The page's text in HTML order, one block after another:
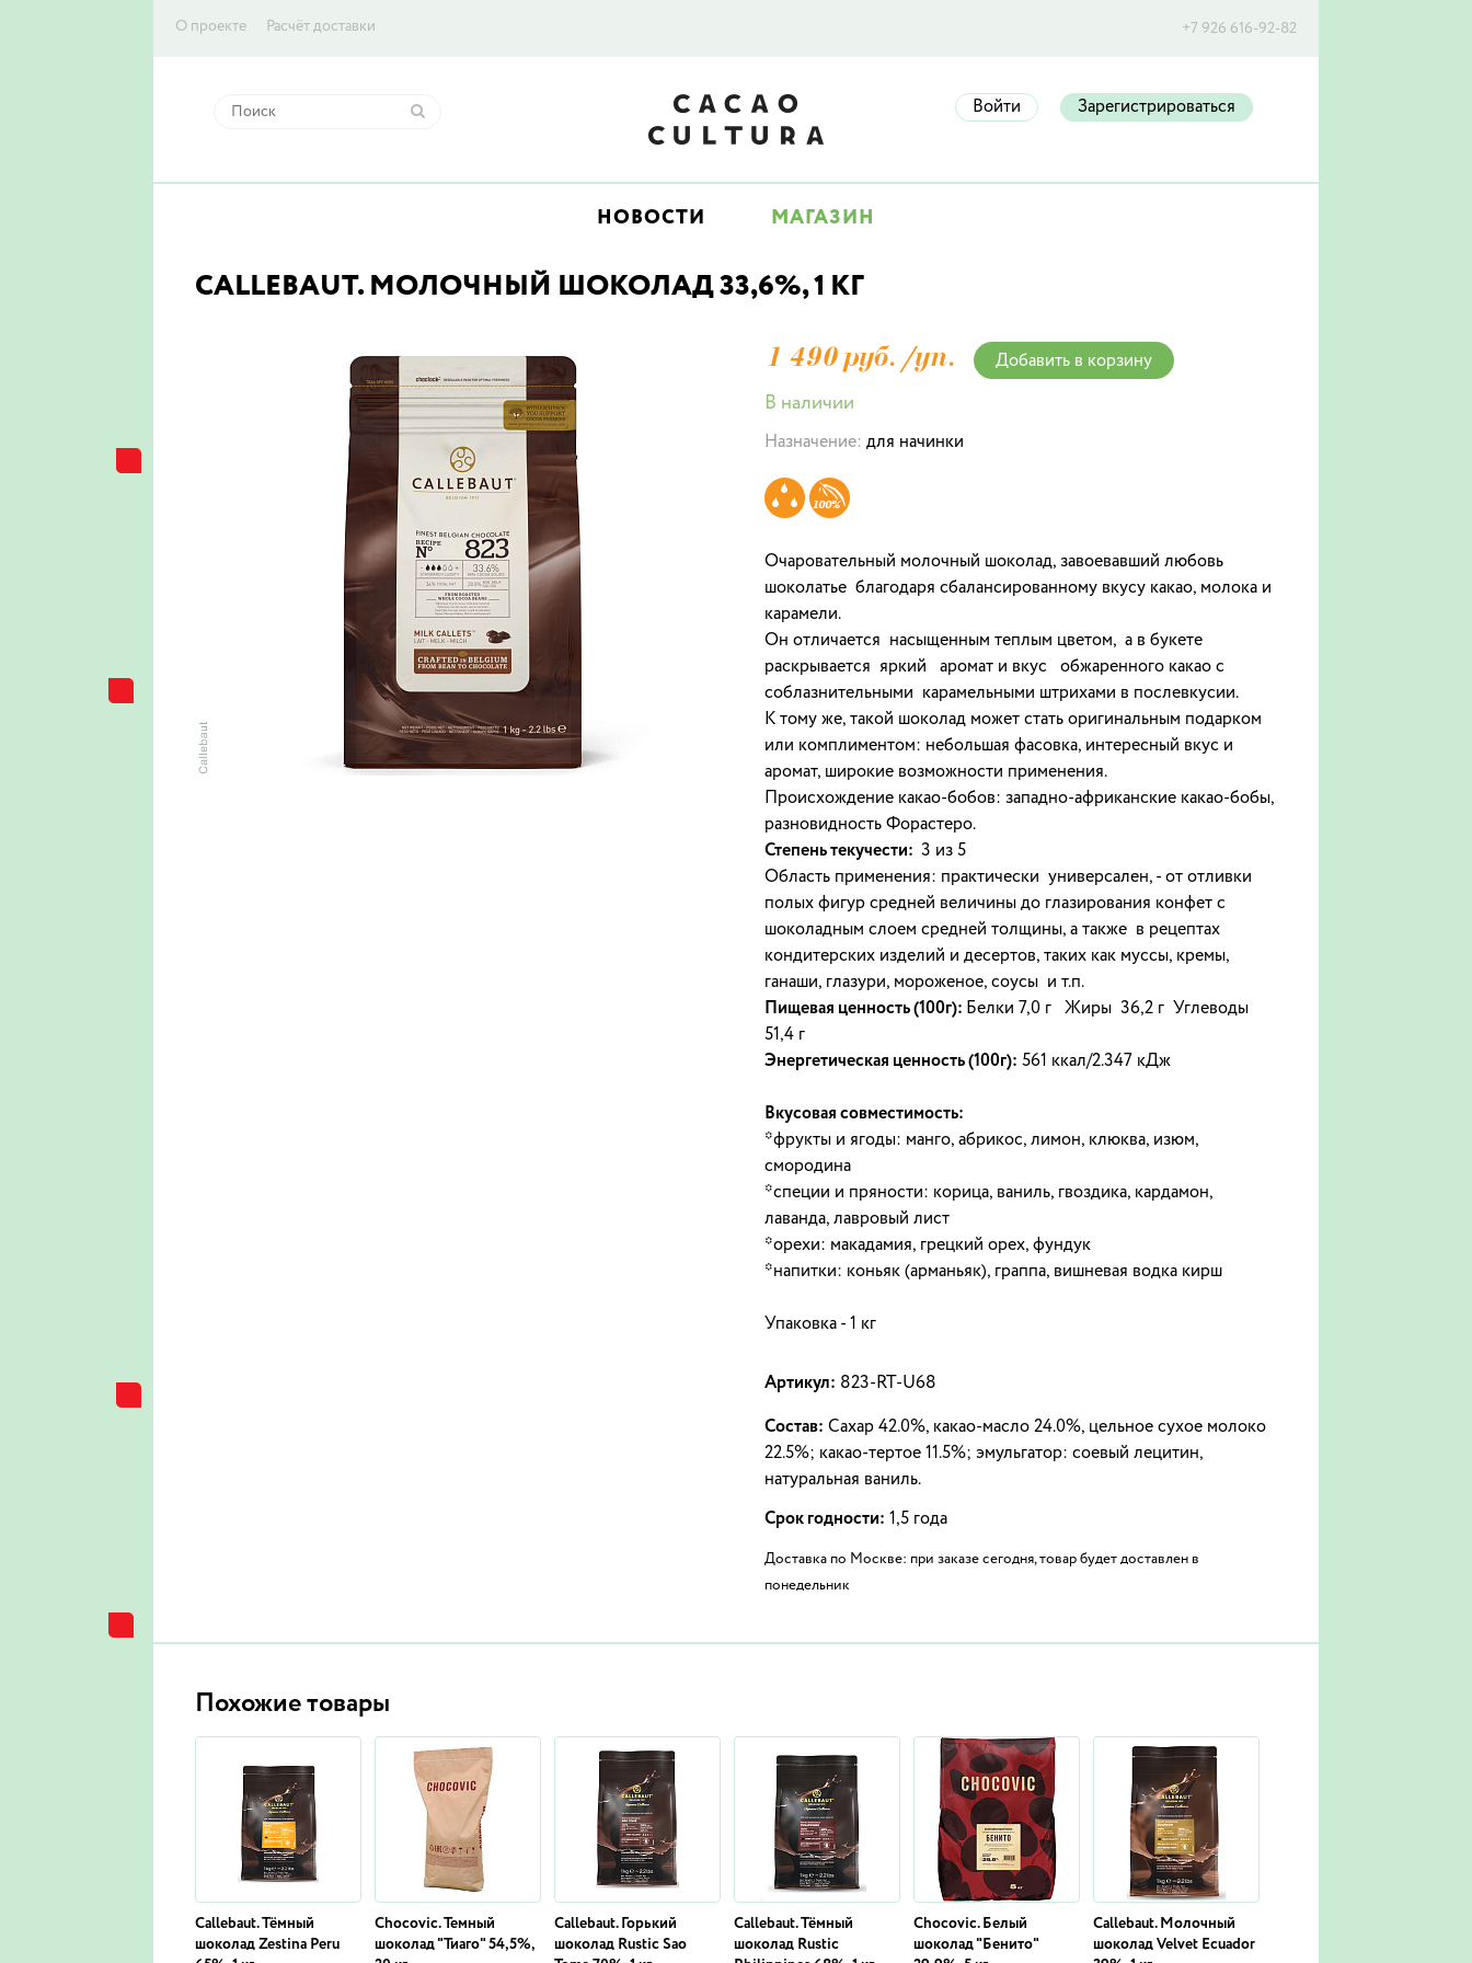
+7 926 616-92-82
О проекте Расчёт доставки
Войти Зарегистрироваться
НОВОСТИ МАГАЗИН
CALLEBAUT. МОЛОЧНЫЙ ШОКОЛАД 33,6%, 1 КГ
1 490 руб./уп. Добавить в корзину
В наличии
Назначение: для начинки
Очаровательный молочный шоколад, завоевавший любовь
шоколатье благодаря сбалансированному вкусу какао, молока и
карамели.
Он отличается насыщенным теплым цветом, а в букете
раскрывается яркий аромат и вкус обжаренного какао с
соблазнительными карамельными штрихами в послевкусии.
К тому же, такой шоколад может стать оригинальным подарком
или комплиментом: небольшая фасовка, интересный вкус и
аромат, широкие возможности применения.
Происхождение какао-бобов: западно-африканские какао-бобы,
разновидность Форастеро.
Степень текучести: 3 из 5
Область применения: практически универсален, - от отливки
полых фигур средней величины до глазирования конфет с
шоколадным слоем средней толщины, а также в рецептах
кондитерских изделий и десертов, таких как муссы, кремы,
ганаши, глазури, мороженое, соусы и т.п.
Пищевая ценность (100г): Белки 7,0 г Жиры 36,2 г Углеводы
51,4 г
Энергетическая ценность (100г): 561 ккал/2.347 кДж
Вкусовая совместимость:
*фрукты и ягоды: манго, абрикос, лимон, клюква, изюм,
смородина
*специи и пряности: корица, ваниль, гвоздика, кардамон,
лаванда, лавровый лист
*орехи: макадамия, грецкий орех, фундук
*напитки: коньяк (арманьяк), граппа, вишневая водка кирш
Упаковка - 1 кг
Артикул: 823-RT-U68
Состав: Сахар 42.0%, какао-масло 24.0%, цельное сухое молоко
22.5%; какао-тертое 11.5%; эмульгатор: соевый лецитин,
натуральная ваниль.
Срок годности: 1,5 года
Доставка по Москве: при заказе сегодня, товар будет доставлен в
понедельник
Похожие товары
Callebaut. Тёмный
шоколад Zestina Peru
Chocovic. Темный
шоколад "Тиаго" 54,5%,
Callebaut. Горький
шоколад Rustic Sao
Callebaut. Тёмный
шоколад Rustic
Chocovic. Белый
шоколад "Бенито"
Callebaut. Молочный
шоколад Velvet Ecuador